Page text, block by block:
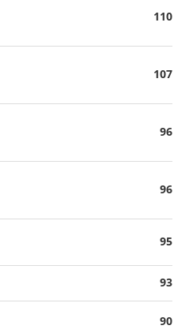
110
107
96
96
95
93
90